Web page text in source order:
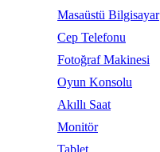
Masaüstü Bilgisayar
Cep Telefonu
Fotoğraf Makinesi
Oyun Konsolu
Akıllı Saat
Monitör
Tablet